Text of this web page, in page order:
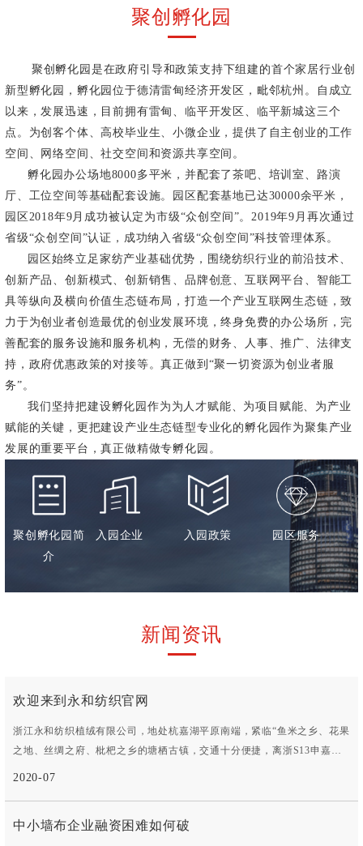
聚创孵化园
聚创孵化园是在政府引导和政策支持下组建的首个家居行业创
新型孵化园，孵化园位于德清雷甸经济开发区，毗邻杭州。自成立
以来，发展迅速，目前拥有雷甸、临平开发区、临平新城这三个
点。为创客个体、高校毕业生、小微企业，提供了自主创业的工作
空间、网络空间、社交空间和资源共享空间。
孵化园办公场地8000多平米，并配套了茶吧、培训室、路演
厅、工位空间等基础配套设施。园区配套基地已达30000余平米，
园区2018年9月成功被认定为市级“众创空间”。2019年9月再次通过
省级“众创空间”认证，成功纳入省级“众创空间”科技管理体系。
园区始终立足家纺产业基础优势，围绕纺织行业的前沿技术、
创新产品、创新模式、创新销售、品牌创意、互联网平台、智能工
具等纵向及横向价值生态链布局，打造一个产业互联网生态链，致
力于为创业者创造最优的创业发展环境，终身免费的办公场所，完
善配套的服务设施和服务机构，无偿的财务、人事、推广、法律支
持，政府优惠政策的对接等。真正做到“聚一切资源为创业者服
务”。
我们坚持把建设孵化园作为为人才赋能、为项目赋能、为产业
赋能的关键，更把建设产业生态链型专业化的孵化园作为聚集产业
发展的重要平台，真正做精做专孵化园。
聚创孵化园简
介
入园企业 入园政策 园区服务
新闻资讯
欢迎来到永和纺织官网
浙江永和纺织植绒有限公司，地处杭嘉湖平原南端，紧临“鱼米之乡、花果
之地、丝绸之府、枇杷之乡的塘栖古镇，交通十分便捷，离浙S13申嘉湖
国内同行业中排名靠前。
2020-07
中小墙布企业融资困难如何破